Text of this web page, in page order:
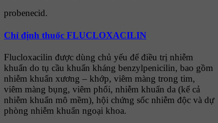
probenecid.
Chỉ định thuốc FLUCLOXACILIN
Flucloxacilin được dùng chủ yếu để điều trị nhiễm
khuẩn do tụ cầu khuẩn kháng benzylpenicilin, bao gồm
nhiễm khuẩn xương – khớp, viêm màng trong tim,
viêm màng bụng, viêm phổi, nhiễm khuẩn da (kể cả
nhiễm khuẩn mô mềm), hội chứng sốc nhiễm độc và dự
phòng nhiễm khuẩn ngoại khoa.